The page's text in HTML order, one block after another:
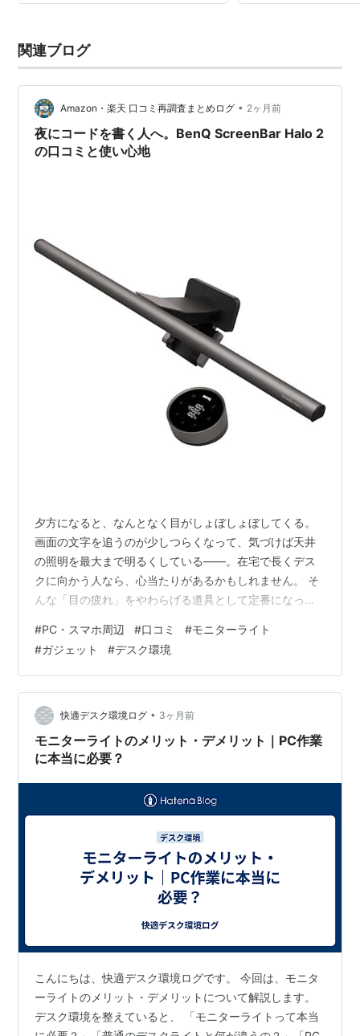
関連ブログ
Amazon・楽天 口コミ再調査まとめログ • 2ヶ月前
夜にコードを書く人へ。BenQ ScreenBar Halo 2
の口コミと使い心地
夕方になると、なんとなく目がしょぼしょぼしてくる。
画面の文字を追うのが少しつらくなって、気づけば天井
の照明を最大まで明るくしている――。在宅で長くデス
クに向かう人なら、心当たりがあるかもしれません。 そ
んな「目の疲れ」をやわらげる道具として定番になって
ライトです。中でもこのジャンルを切り開いたBenQの最
新モデルが「ScreenBar Halo 2」。2025年6月に出た第5
世代で、モニター背面まで照らすバックライトと充電式
の無線リモコンを備えています。 BenQ ScreenBar Halo
2 モニターライト モニター掛け式 デスクライト…
#PC・スマホ周辺 #口コミ #モニターライト
#ガジェット #デスク環境
快適デスク環境ログ • 3ヶ月前
モニターライトのメリット・デメリット｜PC作業
に本当に必要？
こんにちは、快適デスク環境ログです。 今回は、モニタ
ーライトのメリット・デメリットについて解説します。
デスク環境を整えていると、 「モニターライトって本当